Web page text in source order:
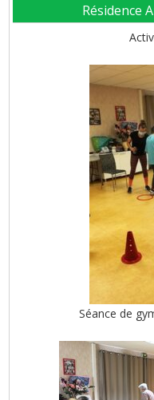
Résidence
Séance de